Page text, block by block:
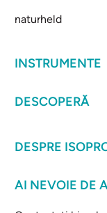
naturheld
INSTRUMENTE
DESCOPERĂ
DESPRE
AI NEVOIE DE